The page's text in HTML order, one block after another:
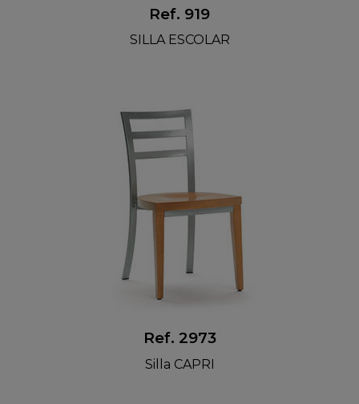
Ref. 919
SILLA ESCOLAR
Ref. 2973
Silla CAPRI